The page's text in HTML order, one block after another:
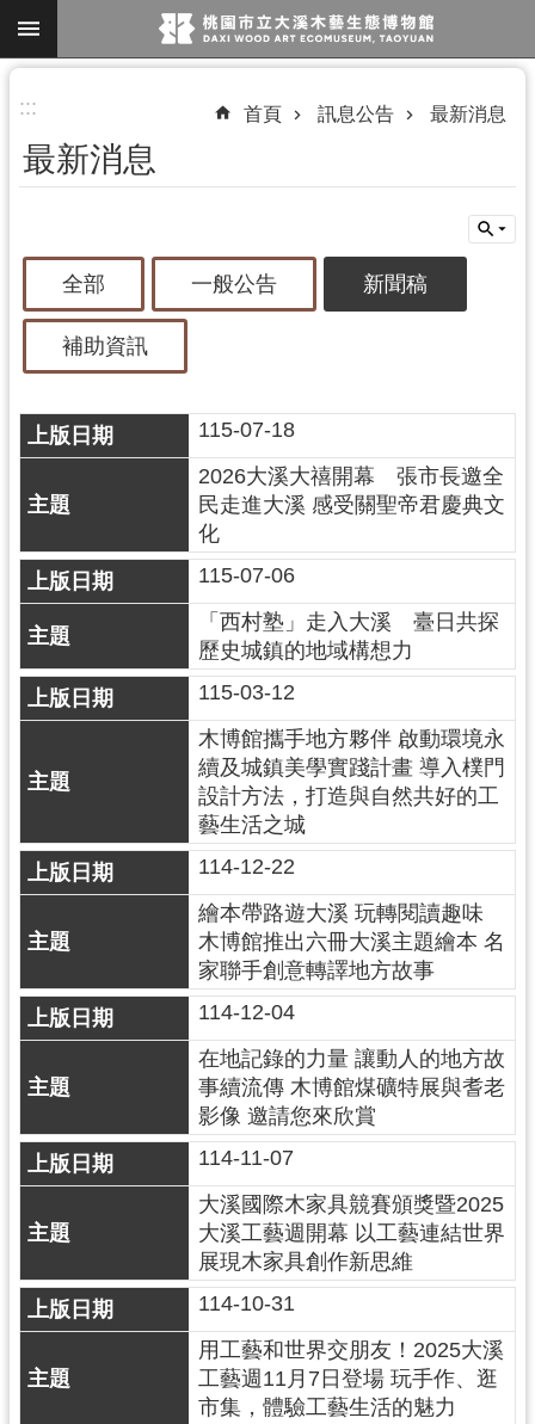
跳到主要內容區塊
搜
尋
參
資
展
民
服
務
動
習
資
源
認
木
博
訊
公
告
志
工
園
地
版
::: 首頁 訊息公告 最新消息
最新消息
全部 一般公告 新聞稿
補助資訊
115-07-18
2026大溪大禧開幕 張市長邀全
民走進大溪 感受關聖帝君慶典文
化
115-07-06
「西村塾」走入大溪 臺日共探
歷史城鎮的地域構想力
115-03-12
木博館攜手地方夥伴 啟動環境永
續及城鎮美學實踐計畫 導入樸門
設計方法，打造與自然共好的工
藝生活之城
114-12-22
繪本帶路遊大溪 玩轉閱讀趣味
木博館推出六冊大溪主題繪本 名
家聯手創意轉譯地方故事
114-12-04
在地記錄的力量 讓動人的地方故
事續流傳 木博館煤礦特展與耆老
影像 邀請您來欣賞
114-11-07
大溪國際木家具競賽頒獎暨2025
大溪工藝週開幕 以工藝連結世界
展現木家具創作新思維
114-10-31
用工藝和世界交朋友！2025大溪
工藝週11月7日登場 玩手作、逛
市集，體驗工藝生活的魅力